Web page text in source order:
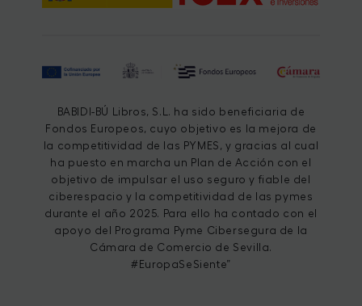
BABIDI-BÚ Libros, S.L. ha sido beneficiaria de
Fondos Europeos, cuyo objetivo es la mejora de
la competitividad de las PYMES, y gracias al cual
ha puesto en marcha un Plan de Acción con el
objetivo de impulsar el uso seguro y fiable del
ciberespacio y la competitividad de las pymes
durante el año 2025. Para ello ha contado con el
apoyo del Programa Pyme Cibersegura de la
Cámara de Comercio de Sevilla.
#EuropaSeSiente”